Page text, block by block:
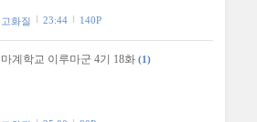
고화질 23:44 140P
마계학교 이루마군 4기 18화 (1)